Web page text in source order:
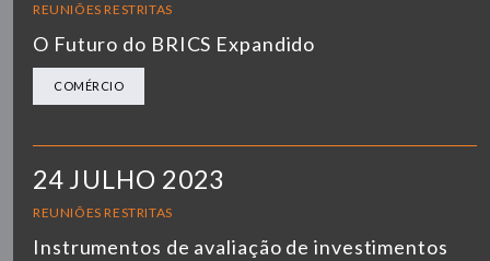
REUNIÕES RESTRITAS
O Futuro do BRICS Expandido
COMÉRCIO
24 JULHO 2023
REUNIÕES RESTRITAS
Instrumentos de avaliação de investimentos